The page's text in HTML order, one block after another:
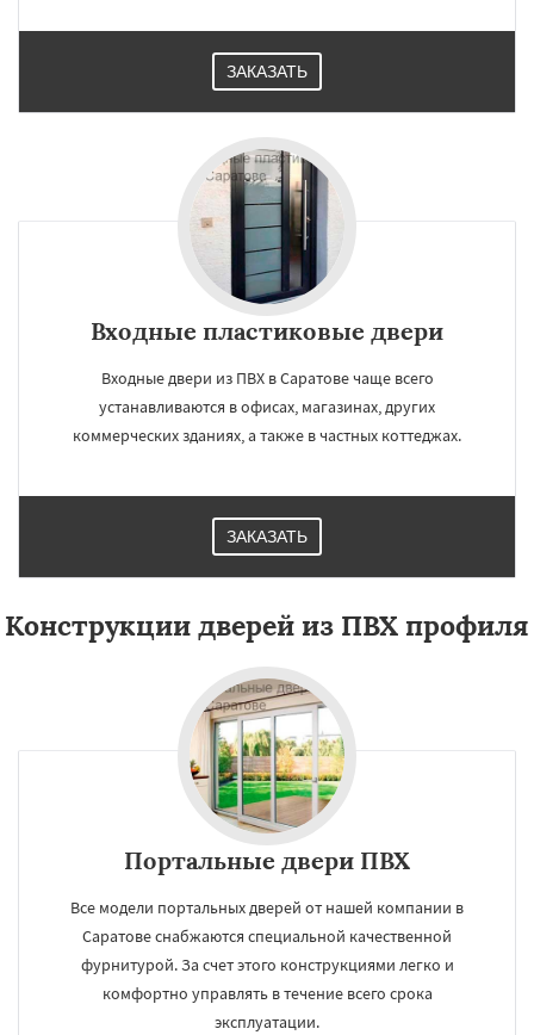
ЗАКАЗАТЬ
Входные пластиковые двери
Входные двери из ПВХ в Саратове чаще всего
устанавливаются в офисах, магазинах, других
коммерческих зданиях, а также в частных коттеджах.
ЗАКАЗАТЬ
Конструкции дверей из ПВХ профиля
Портальные двери ПВХ
Все модели портальных дверей от нашей компании в
Саратове снабжаются специальной качественной
фурнитурой. За счет этого конструкциями легко и
комфортно управлять в течение всего срока
эксплуатации.